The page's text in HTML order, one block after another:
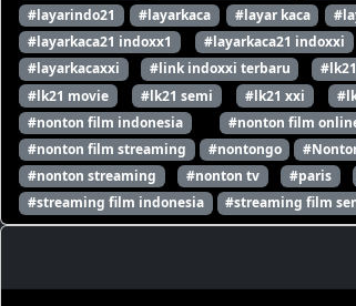
#layarindo21
#layarkaca #layar kaca
#layarkaca21 indoxx1
#layarkaca21 indoxxi
#layarkacaxxi
#link indoxxi terbaru #lk21
#lk21 movie
#lk21 semi #lk21 xxi
#nonton film indonesia
#nonton film
#nonton film streaming
#nontongo
#nonton streaming
#nonton tv #paris
#streaming film indonesia
#streaming film